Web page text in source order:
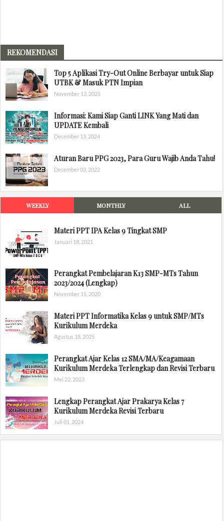
REKOMENDASI
Top 5 Aplikasi Try-Out Online Berbayar untuk Siap
UTBK & Masuk PTN Impian
November 13, 2025
Informasi: Kami Siap Ganti LINK Yang Mati dan
UPDATE Kembali
December 13, 2024
Aturan Baru PPG 2023, Para Guru Wajib Anda Tahu!
December 03, 2022
WEEKLY MONTHLY ALL
Materi PPT IPA Kelas 9 Tingkat SMP
Januari 18, 2021
Perangkat Pembelajaran K13 SMP-MTs Tahun
2023/2024 (Lengkap)
November 15, 2020
Materi PPT Informatika Kelas 9 untuk SMP/MTs
Kurikulum Merdeka
Agustus 18, 2025
Perangkat Ajar Kelas 12 SMA/MA/Keagamaan
Kurikulum Merdeka Terlengkap dan Revisi Terbaru
Mei 22, 2023
Lengkap Perangkat Ajar Prakarya Kelas 7
Kurikulum Merdeka Revisi Terbaru
Juli 01, 2024